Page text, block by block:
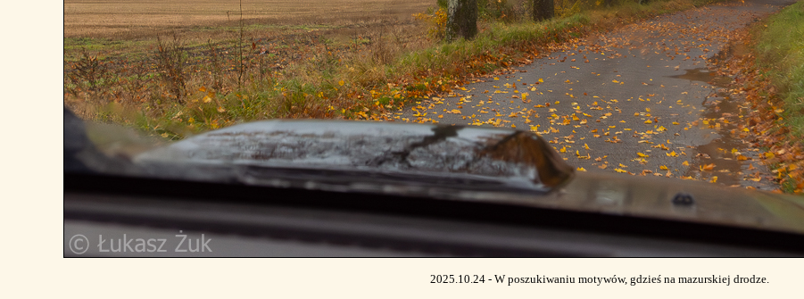
2025.10.24 - W poszukiwaniu motywów, gdzieś na mazurskiej drodze.